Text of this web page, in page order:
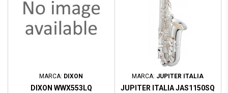
MARCA: DIXON
DIXON WWX553LQ
MARCA: JUPITER ITALIA
JUPITER ITALIA JAS1150SQ